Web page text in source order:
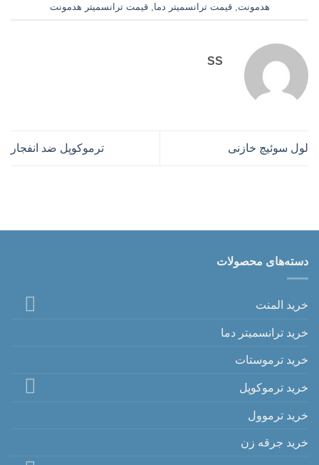
هدمونت ,قیمت ترانسمیتر دما ,قیمت ترانسمیتر هدمونت
SS
لول سوئیچ خازنی ترموکوپل ضد انفجار
دسته‌های محصولات
خرید المنت
خرید ترانسمیتر دما
خرید ترموستات
خرید ترموکوپل
خرید ترموول
خرید جرقه زن